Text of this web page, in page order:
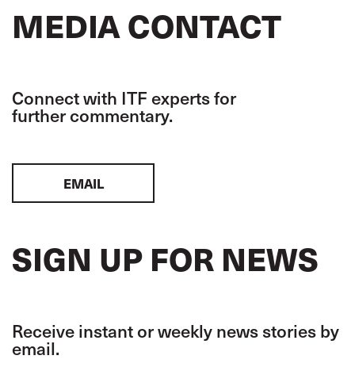
MEDIA CONTACT
Connect with ITF experts for
further commentary.
EMAIL
SIGN UP FOR NEWS
Receive instant or weekly news stories by
email.